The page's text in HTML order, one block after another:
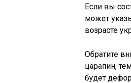
Если вы
может
возрасте
Обратите
царапин,
будет